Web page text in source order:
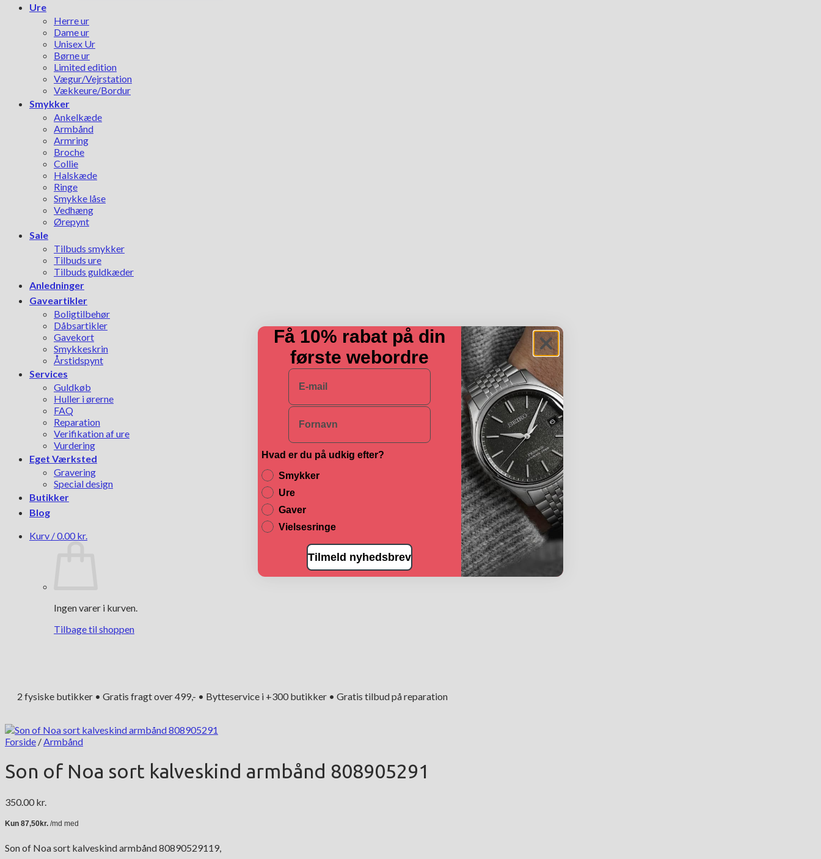
Ure
Herre ur
Dame ur
Unisex Ur
Børne ur
Limited edition
Vægur/Vejrstation
Vækkeure/Bordur
Smykker
Ankelkæde
Armbånd
Armring
Broche
Collie
Halskæde
Ringe
Smykke låse
Vedhæng
Ørepynt
Sale
Tilbuds smykker
Tilbuds ure
Tilbuds guldkæder
Anledninger
Gaveartikler
Boligtilbehør
Dåbsartikler
Gavekort
Smykkeskrin
Årstidspynt
Services
Guldkøb
Huller i ørerne
FAQ
Reparation
Verifikation af ure
Vurdering
Eget Værksted
Gravering
Special design
Butikker
Blog
Kurv /0.00 kr.
Ingen varer i kurven.
Tilbage til shoppen
2 fysiske butikker • Gratis fragt over 499,- • Bytteservice i +300 butikker • Gratis tilbud på reparation
Forside /Armbånd
Son of Noa sort kalveskind armbånd 808905291
350.00 kr.
Son of Noa sort kalveskind armbånd 80890529119,
Få 10% rabat på din
første webordre
E-mail
Navn
Hvad er du på udkig efter?
Smykker
Ure
Gaver
Vielsesringe
Tilmeld nyhedsbrev